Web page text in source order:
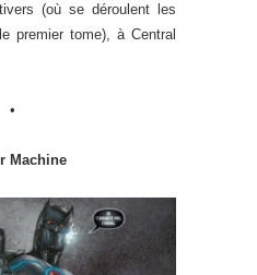
(où se déroulent les
premier tome), à Central
•
Machine